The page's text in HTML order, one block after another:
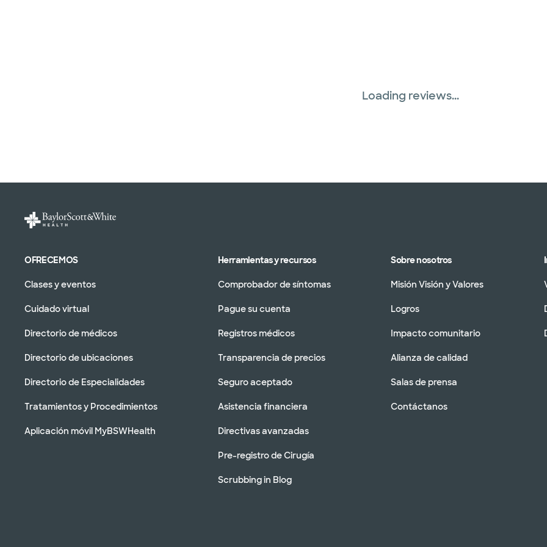
Loading reviews...
OFRECEMOS
Clases y eventos
Cuidado virtual
Directorio de médicos
Directorio de ubicaciones
Directorio de Especialidades
Tratamientos y Procedimientos
Aplicación móvil MyBSWHealth
Herramientas y recursos
Comprobador de síntomas
Pague su cuenta
Registros médicos
Transparencia de precios
Seguro aceptado
Asistencia financiera
Directivas avanzadas
Pre-registro de Cirugía
Scrubbing in Blog
Sobre nosotros
Misión Visión y Valores
Logros
Impacto comunitario
Alianza de calidad
Salas de prensa
Contáctanos